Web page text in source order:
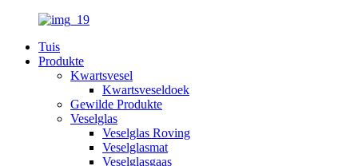
Tuis
Produkte
Kwartsvesel
Kwartsveseldoek
Gewilde Produkte
Veselglas
Veselglas Roving
Veselglasmat
Veselglasgaas